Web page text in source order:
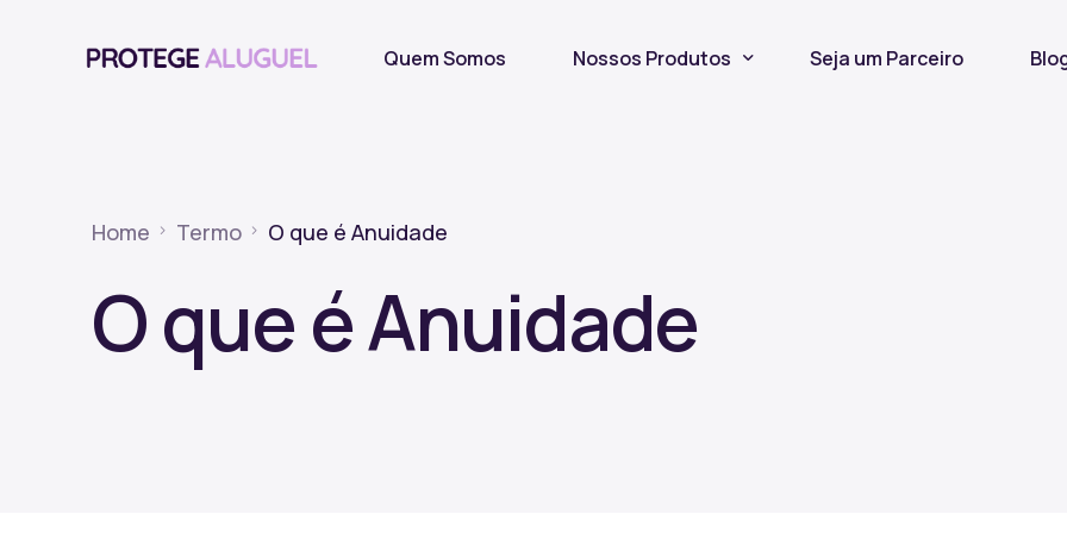
Quem Somos Nossos Produtos Seja um Parceiro
Home Termo O que é Anuidade
O que é Anuidade